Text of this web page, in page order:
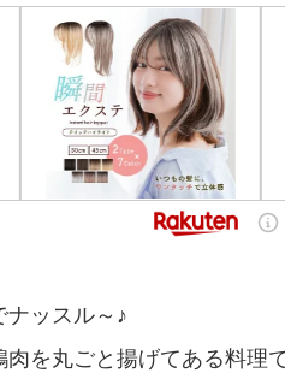
ナッスル～♪
肉を丸ごと揚げてある料理